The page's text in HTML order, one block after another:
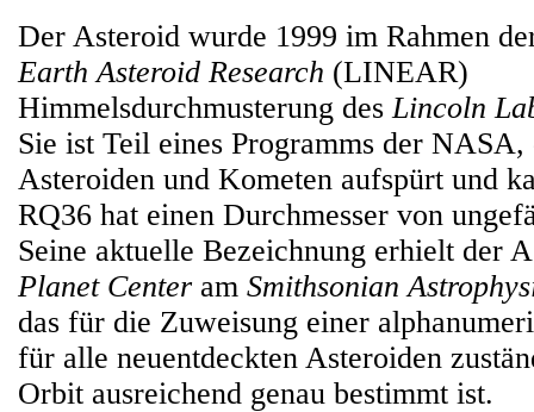
Der Asteroid wurde 1999 im Rahmen
Earth Asteroid Research (LINEAR)
Himmelsdurchmusterung desLincoln
Sie ist Teil eines Programms der NASA,
Asteroiden und Kometen aufspürt und
RQ36 hat einen Durchmesser von
Seine aktuelle Bezeichnung erhielt der
Planet Center am Smithsonian
das für die Zuweisung einer
für alle neuentdeckten Asteroiden
Orbit ausreichend genau bestimmt ist.